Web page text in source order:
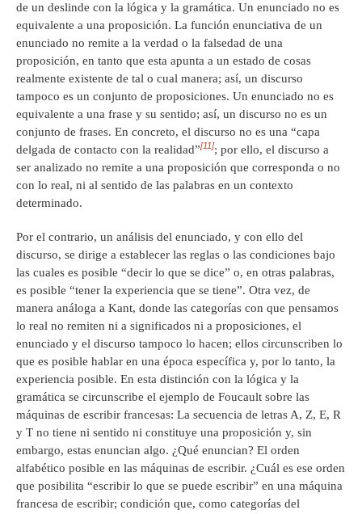
de un deslinde con la lógica y la gramática. Un enunciado no es
equivalente a una proposición. La función enunciativa de un
enunciado no remite a la verdad o la falsedad de una
proposición, en tanto que esta apunta a un estado de cosas
realmente existente de tal o cual manera; así, un discurso
tampoco es un conjunto de proposiciones. Un enunciado no es
equivalente a una frase y su sentido; así, un discurso no es un
conjunto de frases. En concreto, el discurso no es una “capa
delgada de contacto con la realidad”[11]; por ello, el discurso a
ser analizado no remite a una proposición que corresponda o no
con lo real, ni al sentido de las palabras en un contexto
determinado.
Por el contrario, un análisis del enunciado, y con ello del
discurso, se dirige a establecer las reglas o las condiciones bajo
las cuales es posible “decir lo que se dice” o, en otras palabras,
es posible “tener la experiencia que se tiene”. Otra vez, de
manera análoga a Kant, donde las categorías con que pensamos
lo real no remiten ni a significados ni a proposiciones, el
enunciado y el discurso tampoco lo hacen; ellos circunscriben lo
que es posible hablar en una época específica y, por lo tanto, la
experiencia posible. En esta distinción con la lógica y la
gramática se circunscribe el ejemplo de Foucault sobre las
máquinas de escribir francesas: La secuencia de letras A, Z, E, R
y T no tiene ni sentido ni constituye una proposición y, sin
embargo, estas enuncian algo. ¿Qué enuncian? El orden
alfabético posible en las máquinas de escribir. ¿Cuál es ese orden
que posibilita “escribir lo que se puede escribir” en una máquina
francesa de escribir; condición que, como categorías del